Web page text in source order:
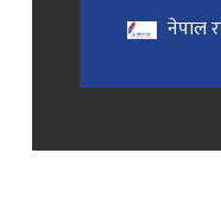
नेपाल